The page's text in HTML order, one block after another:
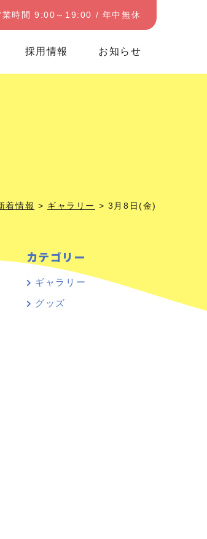
業時間 9:00～19:00 / 年中無休
採用情報 お知らせ
着情報 > ギャラリー > 3月8日(金)
カテゴリー
ギャラリー
グッズ